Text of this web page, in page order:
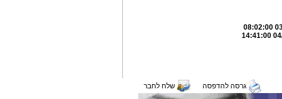
03/
04/
גרסה להדפסה שלח לחבר